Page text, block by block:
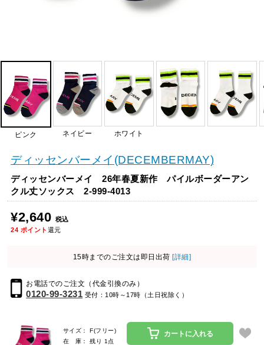
ピンク ネイビー ホワイト
ディッセンバーメイ(DECEMBERMAY)
ディッセンバーメイ 26年春夏新作 パイルボーダーアン
クル丈ソックス 2-999-4013
¥2,640 税込
24 ポイント 還元
15時までのご注文は即日出荷 [詳細]
お電話でのご注文（代金引換のみ）
0120-99-3231 受付：10時～17時（土日祝除く）
サイズ： F(フリー)
在 庫： 残り 1点
カートに入れる